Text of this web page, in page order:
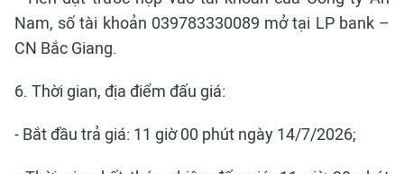
Nam, số tài khoản 039783330089 mở tại LP bank –
CN Bắc Giang.
6. Thời gian, địa điểm đấu giá:
- Bắt đầu trả giá: 11 giờ 00 phút ngày 14/7/2026;